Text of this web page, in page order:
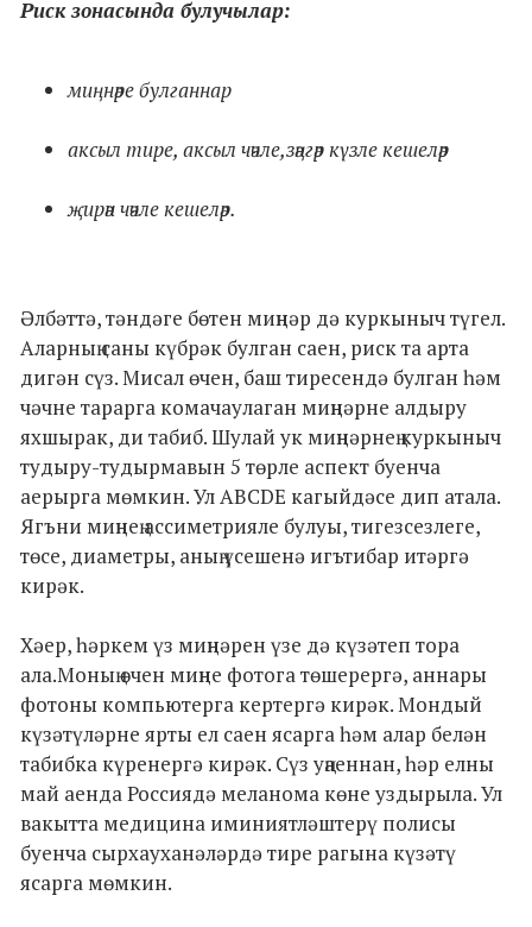
Риск зонасында булучылар:
миңнәре булганнар
аксыл тире, аксыл чәчле,зәңгәр күзле кешеләр
җирән чәчле кешеләр.
Әлбәттә, тәндәге бөтен миңнәр дә куркыныч түгел.
Аларның саны күбрәк булган саен, риск та арта
дигән сүз. Мисал өчен, баш тиресендә булган һәм
чәчне тарарга комачаулаган миңнәрне алдыру
яхшырак, ди табиб. Шулай ук миңнәрнең куркыныч
тудыру-тудырмавын 5 төрле аспект буенча
аерырга мөмкин. Ул ABCDE кагыйдәсе дип атала.
Ягъни миңнең ассиметрияле булуы, тигезсезлеге,
төсе, диаметры, аның үсешенә игътибар итәргә
кирәк.
Хәер, һәркем үз миңнәрен үзе дә күзәтеп тора
ала.Моның өчен миңне фотога төшерергә, аннары
фотоны компьютерга кертергә кирәк. Мондый
күзәтүләрне ярты ел саен ясарга һәм алар белән
табибка күренергә кирәк. Сүз уңаеннан, һәр елны
май аенда Россиядә меланома көне уздырыла. Ул
вакытта медицина иминиятләштерү полисы
буенча сырхауханәләрдә тире рагына күзәтү
ясарга мөмкин.